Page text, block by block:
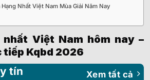
Nhất Việt Nam Mùa Giải Năm Nay
nhất Việt Nam hôm nay –
Kqbd 2026
tín Xem tất cả